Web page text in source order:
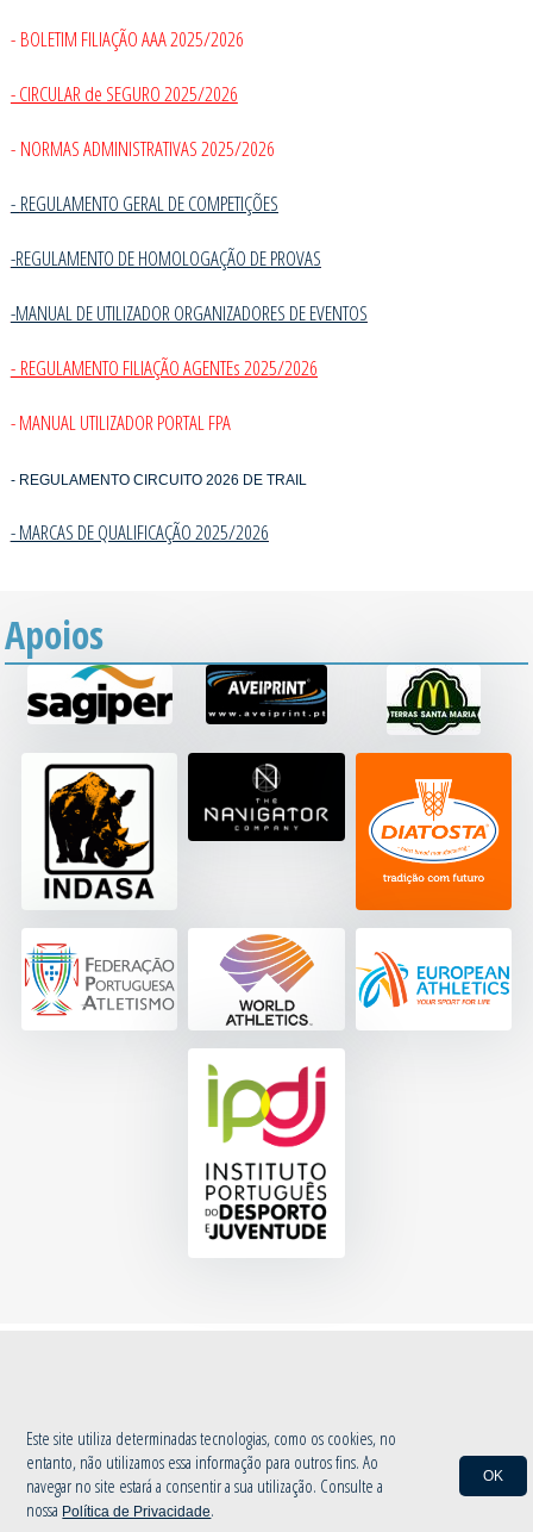
Este site utiliza determinadas tecnologias, como os cookies, no
entanto, não utilizamos essa informação para outros fins. Ao
navegar no site estará a consentir a sua utilização. Consulte a
nossa Política de Privacidade.
OK
- BOLETIM FILIAÇÃO AAA 2025/2026
- CIRCULAR de SEGURO 2025/2026
- NORMAS ADMINISTRATIVAS 2025/2026
- REGULAMENTO GERAL DE COMPETIÇÕES
-REGULAMENTO DE HOMOLOGAÇÃO DE PROVAS
-MANUAL DE UTILIZADOR ORGANIZADORES DE EVENTOS
- REGULAMENTO FILIAÇÃO AGENTEs 2025/2026
- MANUAL UTILIZADOR PORTAL FPA
- REGULAMENTO CIRCUITO 2026 DE TRAIL
- MARCAS DE QUALIFICAÇÃO 2025/2026
Apoios